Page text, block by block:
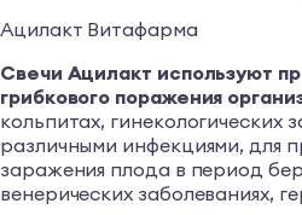
Ацилакт Витафарма
Свечи Ацилакт используют
грибкового поражения
кольпитах, гинекологических
различными инфекциями, для
заражения плода в период
венерических заболеваниях,